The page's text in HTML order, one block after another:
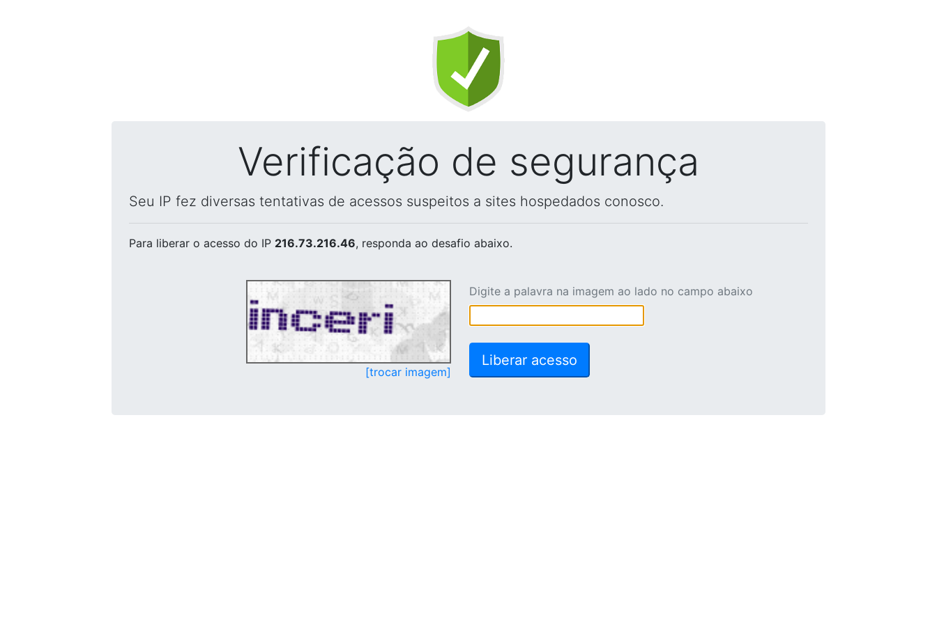
Verificação de segurança
Seu IP fez diversas tentativas de acessos suspeitos a sites hospedados conosco.
Para liberar o acesso do IP 216.73.216.46, responda ao desafio abaixo.
[trocar imagem]
Digite a palavra na imagem ao lado no campo abaixo